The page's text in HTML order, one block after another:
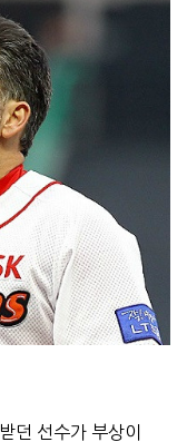
던 선수가 부상이